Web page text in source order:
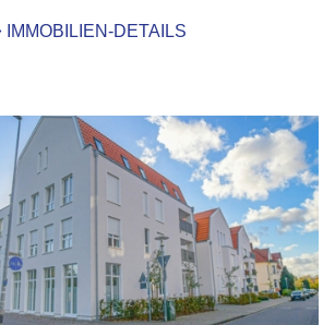
IMMOBILIEN-DETAILS